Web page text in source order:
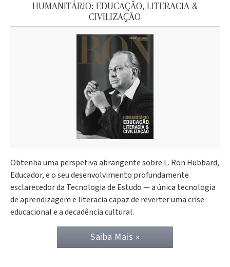
HUMANITÁRIO: EDUCAÇÃO, LITERACIA &
CIVILIZAÇÃO
Obtenha uma perspetiva abrangente sobre L. Ron Hubbard,
Educador, e o seu desenvolvimento profundamente
esclarecedor da Tecnologia de Estudo — a única tecnologia
de aprendizagem e literacia capaz de reverter uma crise
educacional e a decadência cultural.
Saiba Mais »